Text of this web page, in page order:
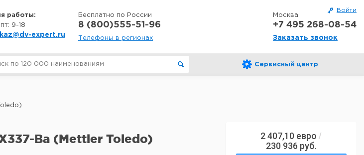
Войти
работы:
9-18
expert.ru
Бесплатно по России
8 (800)555-51-96
Телефоны в регионах
Москва
+7 495 268-08-54
Заказать звонок
Сервисный центр
2 407,10 евро /
230 936 руб.
Ba (Mettler Toledo)